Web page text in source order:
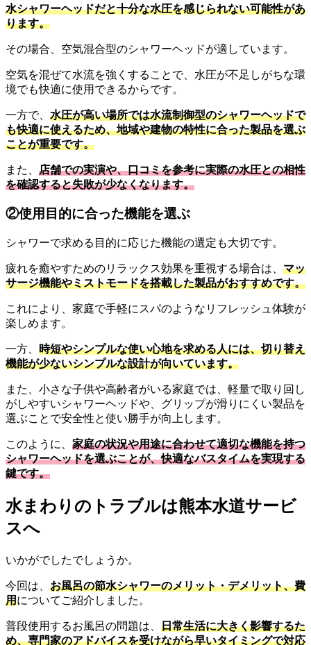
水シャワーヘッドだと十分な水圧を感じられない可能性があ
ります。
その場合、空気混合型のシャワーヘッドが適しています。
空気を混ぜて水流を強くすることで、水圧が不足しがちな環
境でも快適に使用できるからです。
一方で、 水圧が高い場所では水流制御型のシャワーヘッドで
も快適に使えるため、地域や建物の特性に合った製品を選ぶ
ことが重要です。
また、 店舗での実演や、口コミを参考に実際の水圧との相性
を確認すると失敗が少なくなります。
②使用目的に合った機能を選ぶ
シャワーで求める目的に応じた機能の選定も大切です。
疲れを癒やすためのリラックス効果を重視する場合は、 マッ
サージ機能やミストモードを搭載した製品がおすすめです。
これにより、家庭で手軽にスパのようなリフレッシュ体験が
楽しめます。
一方、 時短やシンプルな使い心地を求める人には、切り替え
機能が少ないシンプルな設計が向いています。
また、小さな子供や高齢者がいる家庭では、軽量で取り回し
がしやすいシャワーヘッドや、グリップが滑りにくい製品を
選ぶことで安全性と使い勝手が向上します。
このように、 家庭の状況や用途に合わせて適切な機能を持つ
シャワーヘッドを選ぶことが、快適なバスタイムを実現する
鍵です。
水まわりのトラブルは熊本水道サービ
スへ
いかがでしたでしょうか。
今回は、 お風呂の節水シャワーのメリット・デメリット、費
用についてご紹介しました。
普段使用するお風呂の問題は、 日常生活に大きく影響するた
め、専門家のアドバイスを受けながら早いタイミングで対応